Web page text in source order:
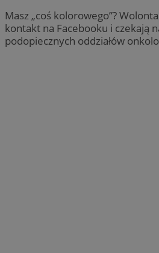
Masz „coś kolorowego”?
kontakt na Facebooku i czekają
podopiecznych oddziałów